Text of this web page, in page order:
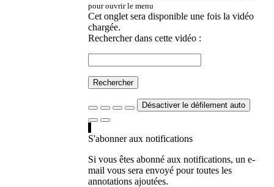
pour ouvrir le menu
Cet onglet sera disponible une fois la vidéo
chargée.
Rechercher dans cette vidéo :
Rechercher
Désactiver le défilement auto
S'abonner aux notifications
Si vous êtes abonné aux notifications, un e-
mail vous sera envoyé pour toutes les
annotations ajoutées.